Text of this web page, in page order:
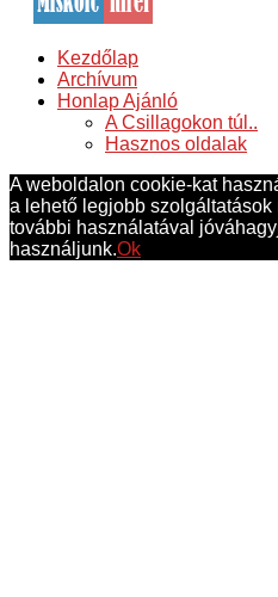
Kezdőlap
Archívum
Honlap Ajánló
A Csillagokon túl..
Hasznos oldalak
A weboldalon cookie-kat
a lehető legjobb
további használatával
használjunk.Ok